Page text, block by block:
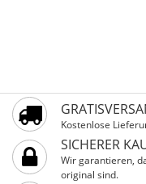
Kostenlose
SICHERER
Wir garantieren,
original sind.